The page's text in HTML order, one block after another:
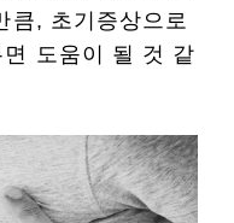
큼, 초기증상으로
도움이 될 것 같